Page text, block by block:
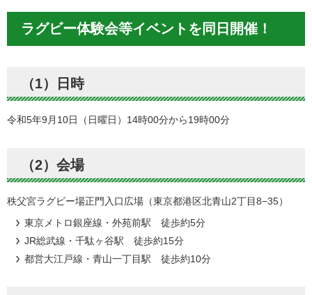
ラグビー体験会等イベントを同日開催！
（1）日時
令和5年9月10日（日曜日）14時00分から19時00分
（2）会場
秩父宮ラグビー場正門入口広場（東京都港区北青山2丁目8−35）
東京メトロ銀座線・外苑前駅 徒歩約5分
JR総武線・千駄ヶ谷駅 徒歩約15分
都営大江戸線・青山一丁目駅 徒歩約10分